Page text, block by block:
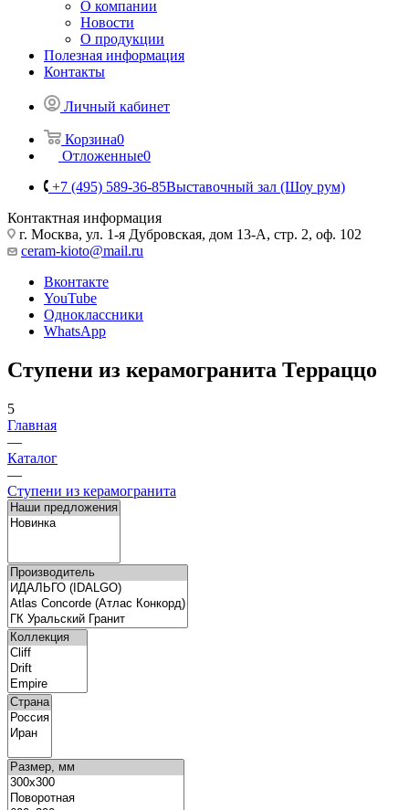
О компании
Новости
О продукции
Полезная информация
Контакты
Личный кабинет
Корзина0
Отложенные0
+7 (495) 589-36-85Выставочный зал (Шоу рум)
Контактная информация
г. Москва, ул. 1-я Дубровская, дом 13-А, стр. 2, оф. 102
ceram-kioto@mail.ru
Вконтакте
YouTube
Одноклассники
WhatsApp
Ступени из керамогранита Терраццо
5
Главная
—
Каталог
—
Ступени из керамогранита